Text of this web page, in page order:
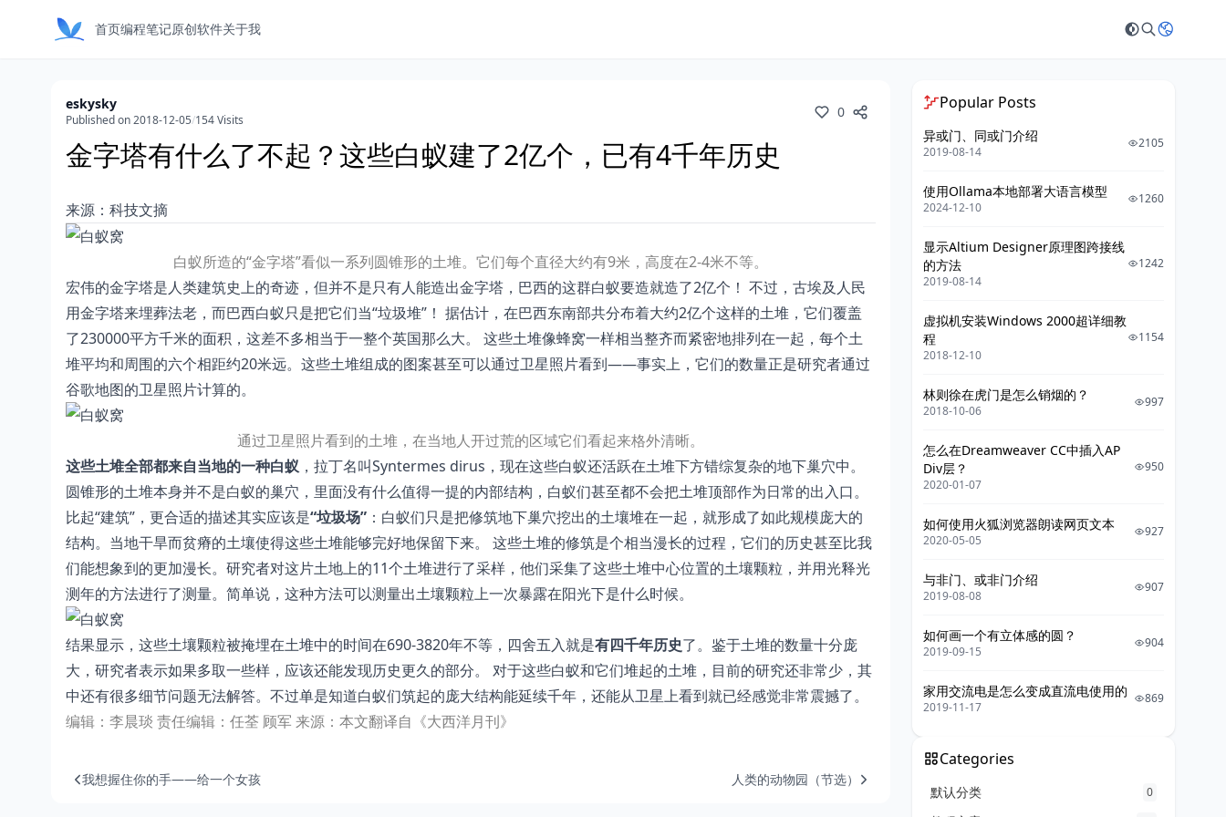
首页编程笔记原创软件关于我
eskysky
Published on 2018-12-05/154 Visits 0
金字塔有什么了不起？这些白蚁建了2亿个，已有4千年历史
来源： 科技文摘
白蚁所造的“金字塔”看似一系列圆锥形的土堆。它们每个直径大约有9米，高度在2-4米不等。
宏伟的金字塔是人类建筑史上的奇迹，但并不是只有人能造出金字塔，巴西的这群白蚁要造就造了2亿个！ 不过，古埃及人民
用金字塔来埋葬法老，而巴西白蚁只是把它们当“垃圾堆”！ 据估计，在巴西东南部共分布着大约2亿个这样的土堆，它们覆盖
了230000平方千米的面积，这差不多相当于一整个英国那么大。 这些土堆像蜂窝一样相当整齐而紧密地排列在一起，每个土
堆平均和周围的六个相距约20米远。这些土堆组成的图案甚至可以通过卫星照片看到——事实上，它们的数量正是研究者通过
谷歌地图的卫星照片计算的。
通过卫星照片看到的土堆，在当地人开过荒的区域它们看起来格外清晰。
这些土堆全部都来自当地的一种白蚁 ，拉丁名叫Syntermes dirus，现在这些白蚁还活跃在土堆下方错综复杂的地下巢穴中。
圆锥形的土堆本身并不是白蚁的巢穴，里面没有什么值得一提的内部结构，白蚁们甚至都不会把土堆顶部作为日常的出入口。
比起“建筑”，更合适的描述其实应该是“垃圾场” ：白蚁们只是把修筑地下巢穴挖出的土壤堆在一起，就形成了如此规模庞大的
结构。当地干旱而贫瘠的土壤使得这些土堆能够完好地保留下来。 这些土堆的修筑是个相当漫长的过程，它们的历史甚至比我
们能想象到的更加漫长。研究者对这片土地上的11个土堆进行了采样，他们采集了这些土堆中心位置的土壤颗粒，并用光释光
测年的方法进行了测量。简单说，这种方法可以测量出土壤颗粒上一次暴露在阳光下是什么时候。
结果显示，这些土壤颗粒被掩埋在土堆中的时间在690-3820年不等，四舍五入就是有四千年历史了。鉴于土堆的数量十分庞
大，研究者表示如果多取一些样，应该还能发现历史更久的部分。 对于这些白蚁和它们堆起的土堆，目前的研究还非常少，其
中还有很多细节问题无法解答。不过单是知道白蚁们筑起的庞大结构能延续千年，还能从卫星上看到就已经感觉非常震撼了。
编辑：李晨琰 责任编辑：任荃 顾军 来源：本文翻译自《大西洋月刊》
我想握住你的手——给一个女孩 人类的动物园（节选）
Popular Posts
异或门、同或门介绍
2019-08-14
2105
使用Ollama本地部署大语言模型
2024-12-10
1260
显示Altium Designer原理图跨接线
的方法
2019-08-14
1242
虚拟机安装Windows 2000超详细教
程
2018-12-10
1154
林则徐在虎门是怎么销烟的？
2018-10-06
997
怎么在Dreamweaver CC中插入AP
Div层？
2020-01-07
950
如何使用火狐浏览器朗读网页文本
2020-05-05
927
与非门、或非门介绍
2019-08-08
907
如何画一个有立体感的圆？
2019-09-15
904
家用交流电是怎么变成直流电使用的
2019-11-17
869
Categories
默认分类 0